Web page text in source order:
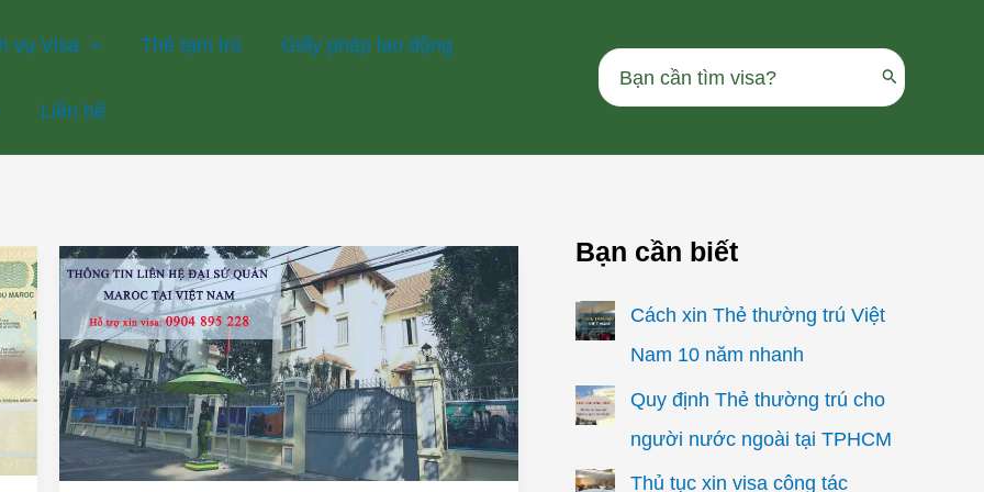
vụ Visa Thẻ tạm trú Giấy phép lao động
Liên hệ
Search
for:
Bạn cần biết
Cách xin Thẻ thường trú Việt
Nam 10 năm nhanh
Quy định Thẻ thường trú cho
người nước ngoài tại TPHCM
Thủ tục xin visa công tác